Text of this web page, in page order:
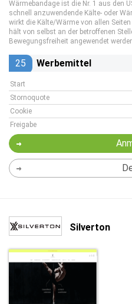
Wärmebandage ist die Nr. 1 aus den
schnell anzuwendende Kälte- oder
wirkt die Kälte/Wärme von allen Seiten
hält von selbst an der betroffenen
Bewegungsfreiheit angewendet
25 Werbemittel
Start
Stornoquote
Cookie
Freigabe
Silverton